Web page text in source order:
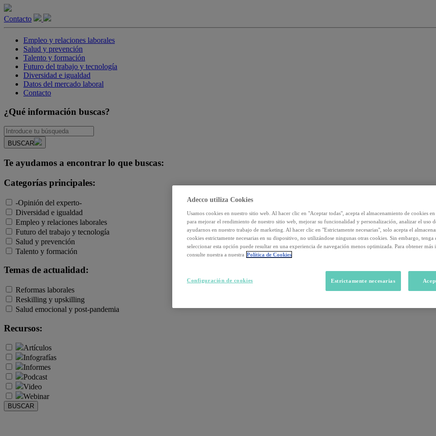
Contacto
Empleo y relaciones laborales
Salud y prevención
Talento y formación
Futuro del trabajo y tecnología
Diversidad e igualdad
Datos del mercado laboral
Contacto
¿Qué información buscas?
BUSCAR
Te ayudamos a encontrar lo que buscas:
Categorías principales:
-Opinión del experto-
Diversidad e igualdad
Empleo y relaciones laborales
Futuro del trabajo y tecnología
Salud y prevención
Talento y formación
Temas de actualidad:
Reformas laborales
Reskilling y upskilling
Salud emocional y post-pandemia
Recursos:
Artículos
Infografías
Informes
Podcast
Video
Webinar
BUSCAR
Adecco utiliza Cookies
Usamos cookies en nuestro sitio web. Al hacer clic en "Aceptar todas", acepta el almacenamiento de cookies
para mejorar el rendimiento de nuestro sitio web, mejorar su funcionalidad y personalización, analizar el uso
ayudarnos en nuestro trabajo de marketing. Al hacer clic en "Estrictamente necesarias", solo acepta el
cookies estrictamente necesarias en su dispositivo, no utilizándose ningunas otras cookies. Sin embargo, tenga
seleccionar esta opción puede resultar en una experiencia de navegación menos optimizada. Para obtener más
consulte nuestra a nuestra Política de Cookies
Estrictamente necesarias
Configuración de cookies